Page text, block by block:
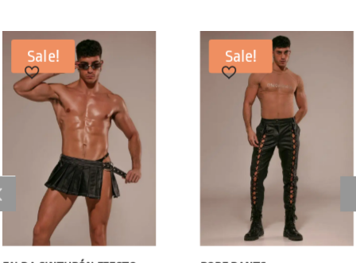
Sale! Sale!